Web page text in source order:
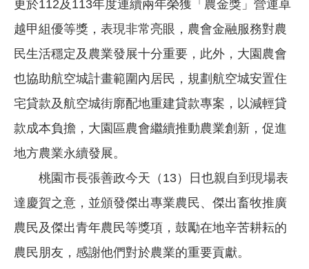
更於112及113年度連續兩年榮獲「農金獎」營運卓
越甲組優等獎，表現非常亮眼，農會金融服務對農
民生活穩定及農業發展十分重要，此外，大園農會
也協助航空城計畫範圍內居民，規劃航空城安置住
宅貸款及航空城街廓配地重建貸款專案，以減輕貸
款成本負擔，大園區農會繼續推動農業創新，促進
地方農業永續發展。
桃園市長張善政今天（13）日也親自到現場表
達慶賀之意，並頒發傑出專業農民、傑出畜牧推廣
農民及傑出青年農民等獎項，鼓勵在地辛苦耕耘的
農民朋友，感謝他們對於農業的重要貢獻。